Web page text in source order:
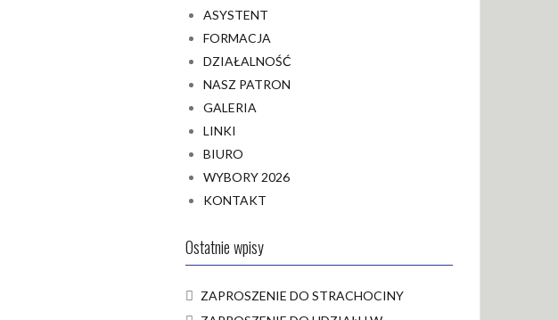
ASYSTENT
FORMACJA
DZIAŁALNOŚĆ
NASZ PATRON
GALERIA
LINKI
BIURO
WYBORY 2026
KONTAKT
Ostatnie wpisy
ZAPROSZENIE DO STRACHOCINY